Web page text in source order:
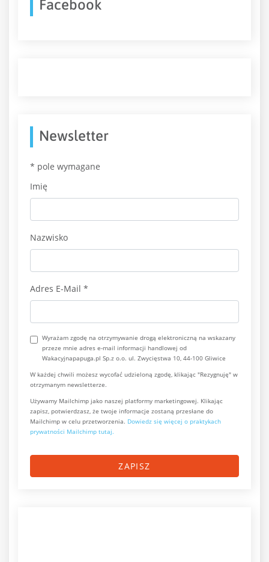
Facebook
Newsletter
* pole wymagane
Imię
Nazwisko
Adres E-Mail *
Wyrażam zgodę na otrzymywanie drogą elektroniczną na wskazany
przeze mnie adres e-mail informacji handlowej od
Wakacyjnapapuga.pl Sp.z o.o. ul. Zwycięstwa 10, 44-100 Gliwice
W każdej chwili możesz wycofać udzieloną zgodę, klikając "Rezygnuję" w
otrzymanym newsletterze.
Używamy Mailchimp jako naszej platformy marketingowej. Klikając
zapisz, potwierdzasz, że twoje informacje zostaną przesłane do
Mailchimp w celu przetworzenia. Dowiedz się więcej o praktykach
prywatności Mailchimp tutaj.
ZAPISZ